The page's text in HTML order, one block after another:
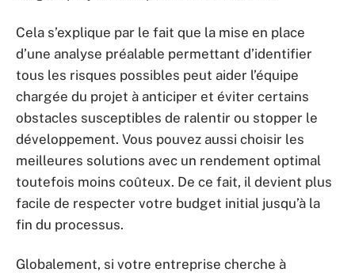
Cela s’explique par le fait que la mise en place
d’une analyse préalable permettant d’identifier
tous les risques possibles peut aider l’équipe
chargée du projet à anticiper et éviter certains
obstacles susceptibles de ralentir ou stopper le
développement. Vous pouvez aussi choisir les
meilleures solutions avec un rendement optimal
toutefois moins coûteux. De ce fait, il devient plus
facile de respecter votre budget initial jusqu’à la
fin du processus.
Globalement, si votre entreprise cherche à